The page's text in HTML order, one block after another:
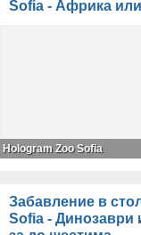
Sofia - Африка
Hologram Zoo Sofia
Забавление в
Sofia -